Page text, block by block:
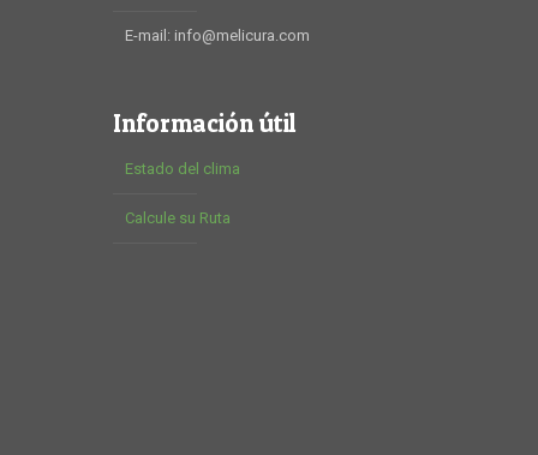
E-mail: info@melicura.com
Información útil
Estado del clima
Calcule su Ruta